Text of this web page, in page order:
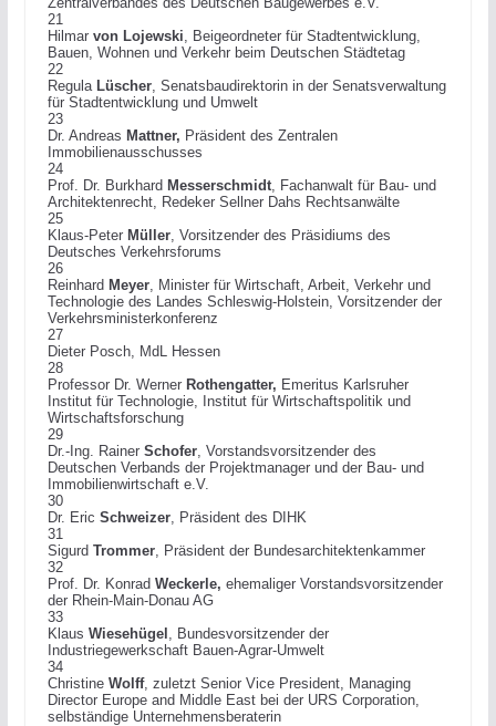
21
Hilmar von Lojewski, Beigeordneter für Stadtentwicklung,
Bauen, Wohnen und Verkehr beim Deutschen Städtetag
22
Regula Lüscher, Senatsbaudirektorin in der Senatsverwaltung
für Stadtentwicklung und Umwelt
23
Dr. Andreas Mattner, Präsident des Zentralen
Immobilienausschusses
24
Prof. Dr. Burkhard Messerschmidt, Fachanwalt für Bau- und
Architektenrecht, Redeker Sellner Dahs Rechtsanwälte
25
Klaus-Peter Müller, Vorsitzender des Präsidiums des
Deutsches Verkehrsforums
26
Reinhard Meyer, Minister für Wirtschaft, Arbeit, Verkehr und
Technologie des Landes Schleswig-Holstein, Vorsitzender der
Verkehrsministerkonferenz
27
Dieter Posch, MdL Hessen
28
Professor Dr. Werner Rothengatter, Emeritus Karlsruher
Institut für Technologie, Institut für Wirtschaftspolitik und
Wirtschaftsforschung
29
Dr.-Ing. Rainer Schofer, Vorstandsvorsitzender des
Deutschen Verbands der Projektmanager und der Bau- und
Immobilienwirtschaft e.V.
30
Dr. Eric Schweizer, Präsident des DIHK
31
Sigurd Trommer, Präsident der Bundesarchitektenkammer
32
Prof. Dr. Konrad Weckerle, ehemaliger Vorstandsvorsitzender
der Rhein-Main-Donau AG
33
Klaus Wiesehügel , Bundesvorsitzender der
Industriegewerkschaft Bauen-Agrar-Umwelt
34
Christine Wolff, zuletzt Senior Vice President, Managing
Director Europe and Middle East bei der URS Corporation,
selbständige Unternehmensberaterin